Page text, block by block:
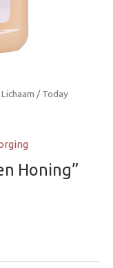
/ Today
Honing”